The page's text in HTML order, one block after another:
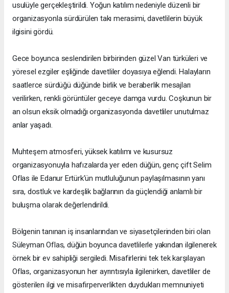
usulüyle gerçekleştirildi. Yoğun katılım nedeniyle düzenli bir
organizasyonla sürdürülen takı merasimi, davetlilerin büyük
ilgisini gördü.
Gece boyunca seslendirilen birbirinden güzel Van türküleri ve
yöresel ezgiler eşliğinde davetliler doyasıya eğlendi. Halayların
saatlerce sürdüğü düğünde birlik ve beraberlik mesajları
verilirken, renkli görüntüler geceye damga vurdu. Coşkunun bir
an olsun eksik olmadığı organizasyonda davetliler unutulmaz
anlar yaşadı.
Muhteşem atmosferi, yüksek katılımı ve kusursuz
organizasyonuyla hafızalarda yer eden düğün, genç çift Selim
Oflas ile Edanur Ertürk'ün mutluluğunun paylaşılmasının yanı
sıra, dostluk ve kardeşlik bağlarının da güçlendiği anlamlı bir
buluşma olarak değerlendirildi.
Bölgenin tanınan iş insanlarından ve siyasetçilerinden biri olan
Süleyman Oflas, düğün boyunca davetlilerle yakından ilgilenerek
örnek bir ev sahipliği sergiledi. Misafirlerini tek tek karşılayan
Oflas, organizasyonun her ayrıntısıyla ilgilenirken, davetliler de
gösterilen ilgi ve misafirperverlikten duydukları memnuniyeti